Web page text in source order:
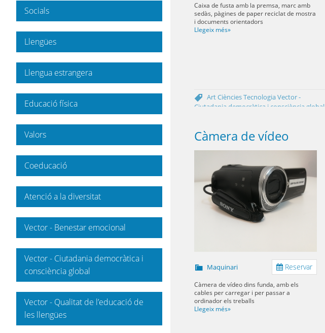
Caixa de fusta amb la premsa, marc amb
sedàs, pàgines de paper reciclat de mostra
i documents orientadors
Llegeix més»
ArtCiènciesTecnologiaVector -
Ciutadania democràtica i consciència global
Càmera de vídeo
Reservar
Maquinari
Càmera de vídeo dins funda, amb els
cables per carregar i per passar a
ordinador els treballs
Llegeix més»
Socials
Llengües
Llengua estrangera
Educació física
Valors
Coeducació
Atenció a la diversitat
Vector - Benestar emocional
Vector - Ciutadania democràtica i
consciència global
Vector - Qualitat de l’educació de
les llengües